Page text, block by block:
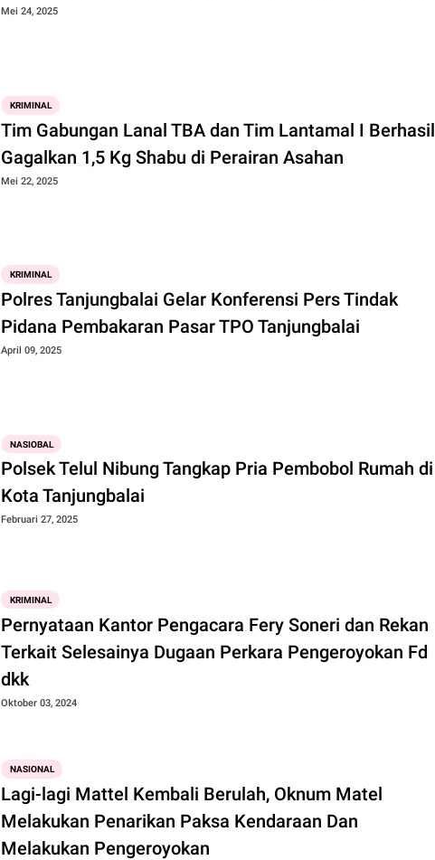
Mei 24, 2025
KRIMINAL
Tim Gabungan Lanal TBA dan Tim Lantamal I Berhasil
Gagalkan 1,5 Kg Shabu di Perairan Asahan
Mei 22, 2025
KRIMINAL
Polres Tanjungbalai Gelar Konferensi Pers Tindak
Pidana Pembakaran Pasar TPO Tanjungbalai
April 09, 2025
NASIOBAL
Polsek Telul Nibung Tangkap Pria Pembobol Rumah di
Kota Tanjungbalai
Februari 27, 2025
KRIMINAL
Pernyataan Kantor Pengacara Fery Soneri dan Rekan
Terkait Selesainya Dugaan Perkara Pengeroyokan Fd
dkk
Oktober 03, 2024
NASIONAL
Lagi-lagi Mattel Kembali Berulah, Oknum Matel
Melakukan Penarikan Paksa Kendaraan Dan
Melakukan Pengeroyokan